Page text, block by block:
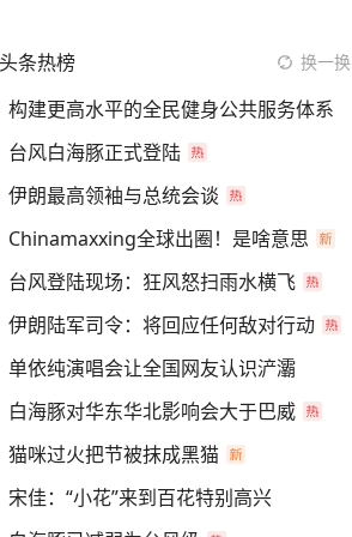
头条热榜 换一换
构建更高水平的全民健身公共服务体系
台风白海豚正式登陆
伊朗最高领袖与总统会谈
Chinamaxxing全球出圈！是啥意思
台风登陆现场：狂风怒扫雨水横飞
伊朗陆军司令：将回应任何敌对行动
单依纯演唱会让全国网友认识浐灞
白海豚对华东华北影响会大于巴威
猫咪过火把节被抹成黑猫
宋佳：“小花”来到百花特别高兴